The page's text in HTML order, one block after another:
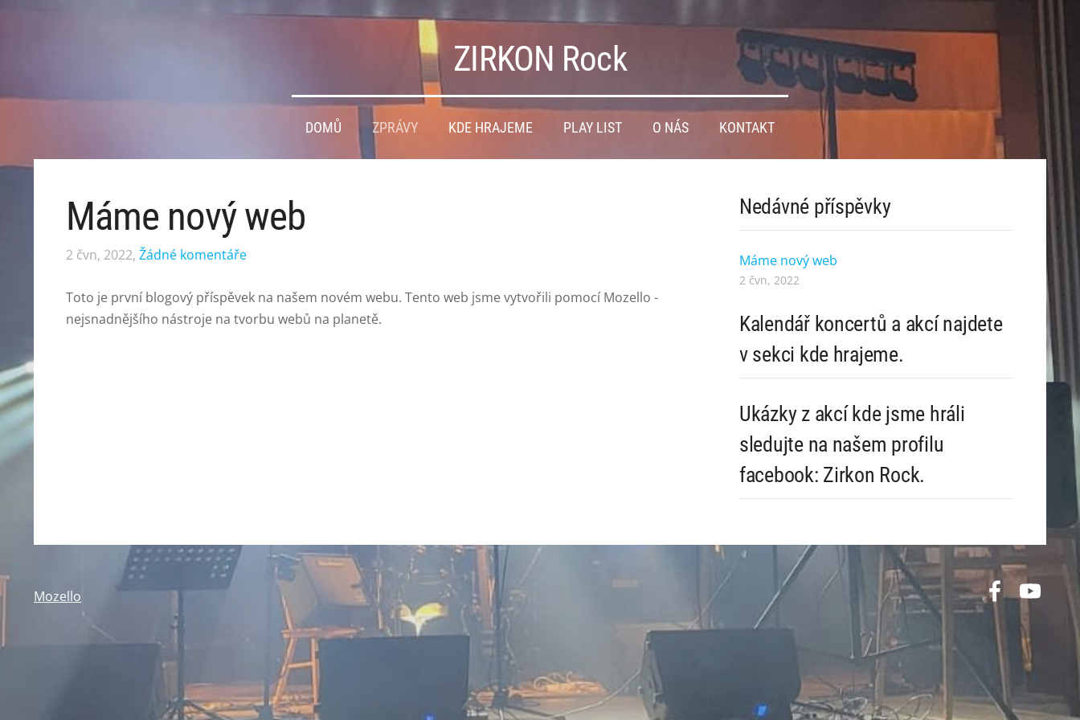
ZIRKON Rock
DOMŮ ZPRÁVY KDE HRAJEME PLAY LIST O NÁS KONTAKT
Nedávné příspěvky
Máme nový web
2 čvn, 2022
Kalendář koncertů a akcí najdete
v sekci kde hrajeme.
Ukázky z akcí kde jsme hráli
sledujte na našem profilu
facebook: Zirkon Rock.
Máme nový web
2 čvn, 2022, Žádné komentáře
Toto je první blogový příspěvek na našem novém webu. Tento web jsme vytvořili pomocí Mozello -
nejsnadnějšího nástroje na tvorbu webů na planetě.
Mozello